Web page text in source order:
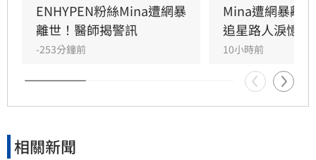
霸凌的可怕在於積少成多的壓力，每個人應守住
不隨意點名、不人格羞辱及多關心他人狀態的三
條界線。她提醒網友，批評與霸凌本質不同，切
勿將群體羞辱包裝為正義，應正視每個人皆有基
本尊嚴。此番言論引起廣大共鳴，呼籲大眾正視
網路言論責任，避免網路自由成為無限傷害他人
ENHYPEN粉絲Mina遭網暴
離世！醫師揭警訊
-253分鐘前
Mina遭網暴離
追星路人淚憶暖
10小時前
相關新聞